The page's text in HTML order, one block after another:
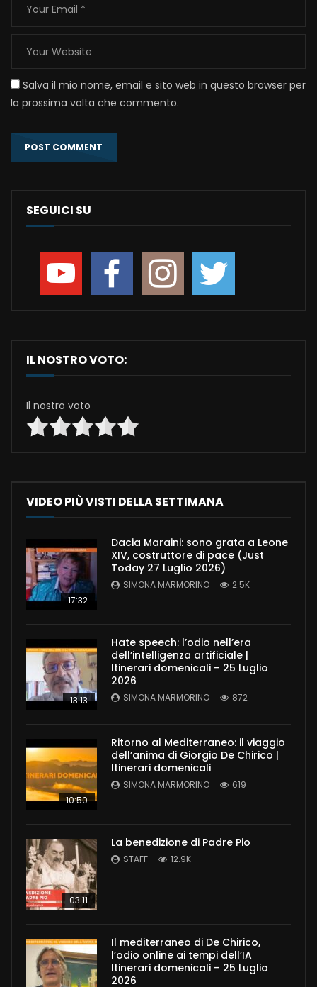
Salva il mio nome, email e sito web in questo browser per
la prossima volta che commento.
SEGUICI SU
IL NOSTRO VOTO:
Il nostro voto
VIDEO PIÙ VISTI DELLA SETTIMANA
17:32
Dacia Maraini: sono grata a Leone
XIV, costruttore di pace (Just
Today 27 Luglio 2026)
SIMONA MARMORINO 2.5K
13:13
Hate speech: l’odio nell’era
dell’intelligenza artificiale |
Itinerari domenicali – 25 Luglio
2026
SIMONA MARMORINO 872
10:50
Ritorno al Mediterraneo: il viaggio
dell’anima di Giorgio De Chirico |
Itinerari domenicali
SIMONA MARMORINO 619
03:11
La benedizione di Padre Pio
STAFF 12.9K
Il mediterraneo di De Chirico,
l’odio online ai tempi dell’IA
Itinerari domenicali – 25 Luglio
2026